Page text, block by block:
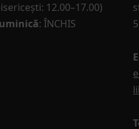
12.00–17.00)
: ÎNCHIS